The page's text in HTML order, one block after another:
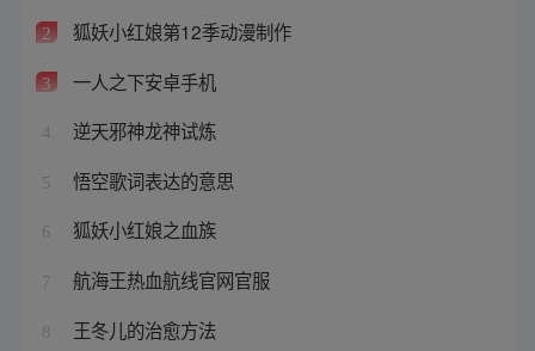
2 狐妖小红娘第12季动漫制作
3 一人之下安卓手机
4 逆天邪神龙神试炼
5 悟空歌词表达的意思
6 狐妖小红娘之血族
7 航海王热血航线官网官服
8 王冬儿的治愈方法